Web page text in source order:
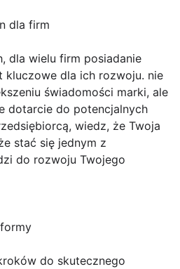
dla firm
dla wielu firm posiadanie
kluczowe dla ich rozwoju. nie
świadomości marki, ale
dotarcie do potencjalnych
wiedz, że Twoja
stać się jednym z
do rozwoju Twojego
do skutecznego